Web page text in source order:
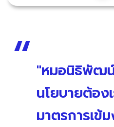
"หมอนิธิพัฒ
นโยบายต้อง
มาตรการเข้